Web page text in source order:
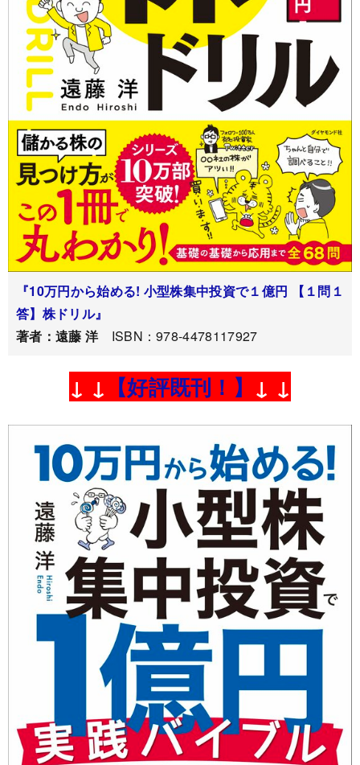
『10万円から始める! 小型株集中投資で１億円 【１問１
答】株ドリル』
著者：遠藤 洋 ISBN：978-4478117927
↓ ↓ 【好評既刊！】 ↓ ↓